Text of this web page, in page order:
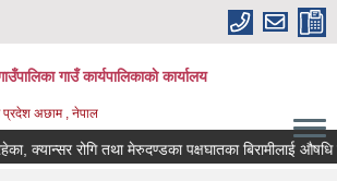
गाउँ कार्यपालिकाकाे कार्यालय
प्रदेश अछाम , नेपाल
रोगि तथा मेरुदण्डका पक्षघातका बिरामीलाई औषधि